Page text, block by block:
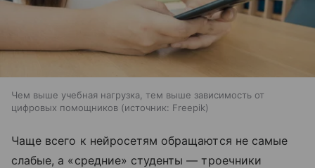
Чем выше учебная нагрузка, тем выше зависимость от
цифровых помощников
источник: Freepik
Чаще всего к нейросетям обращаются не самые
слабые, а «средние» студенты — троечники